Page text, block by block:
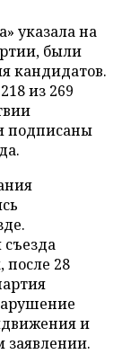
указала на
были
кандидатов.
из 269
подписаны
после 28
и
заявлении.